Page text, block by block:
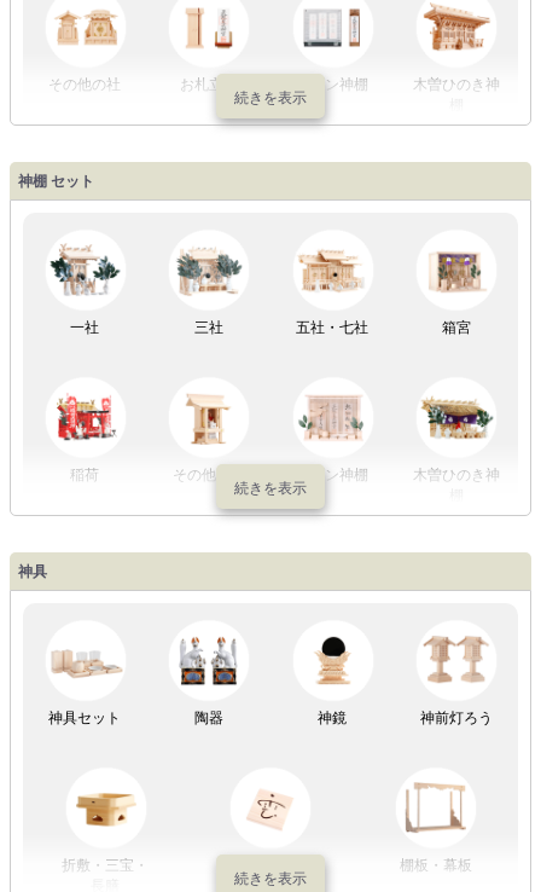
初盆セット 贈るセット 盆提灯単品 一対セット
盆提灯一万円
以内
～2万円
～3万円
以上
その他の社 お札立て モダン神棚
木曽ひのき神
神棚 セット
一社 三社 五社・七社 箱宮
稲荷 その他の社 モダン神棚
木曽ひのき神
神具
神具セット 陶器 神鏡 神前灯ろう
折敷・三宝・
棚板・幕板